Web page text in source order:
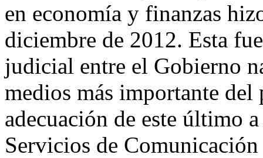
en economía y finanzas
diciembre de 2012. Esta
judicial entre el Gobierno
medios más importante
adecuación de este último
Servicios de